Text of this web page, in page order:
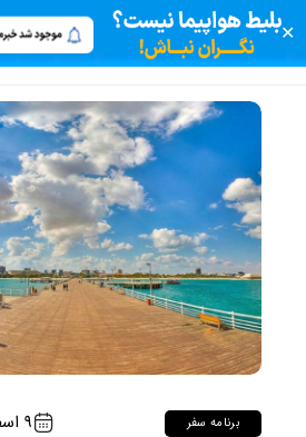
✕
برنامه سفر ۹ اسفند ۱۴۰۱